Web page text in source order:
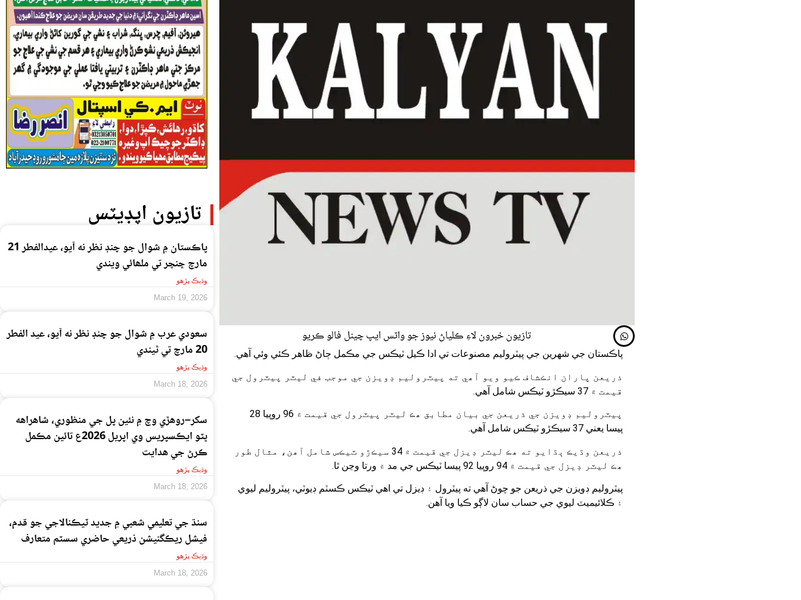
تازيون اپڊيٽس
پاڪستان ۾ شوال جو چنڊ نظر نه آيو، عيدالفطر 21
مارچ ڇنڇر تي ملھائي ويندي
وڌيڪ پڙهو
March 19, 2026
سعودي عرب ۾ شوال جو چنڊ نظر نه آيو، عيد الفطر
20 مارچ تي ٿيندي
وڌيڪ پڙهو
March 18, 2026
سکر–روهڙي وچ ۾ نئين پل جي منظوري، شاهراهه
ڀٽو ايڪسپريس وي اپريل 2026ع تائين مڪمل
ڪرڻ جي هدايت
وڌيڪ پڙهو
March 18, 2026
سنڌ جي تعليمي شعبي ۾ جديد ٽيڪنالاجي جو قدم،
فيشل ريڪگنيشن ذريعي حاضري سسٽم متعارف
وڌيڪ پڙهو
March 18, 2026
تازيون خبرون لاءِ ڪلياڻ نيوز جو واٽس ايپ چينل فالو ڪريو
پاڪستان جي شھرين جي پيٽروليم مصنوعات تي ادا ڪيل ٽيڪس جي مڪمل ڄاڻ ظاھر ڪئي وئي آھي.
ذريعن پاران انڪشاف ڪيو ويو آھي ته پيٽروليم ڊويزن جي موجب في ليٽر پيٽرول جي
قيمت ۾ 37 سيڪڙو ٽيڪس شامل آھي.
پيٽروليم ڊويزن جي ذريعن جي بيان مطابق ھڪ ليٽر پيٽرول جي قيمت ۾ 96 روپيا 28
پيسا يعني 37 سيڪڙو ٽيڪس شامل آھي.
ذريعن وڌيڪ ٻڌايو ته ھڪ ليٽر ڊيزل جي قيمت ۾ 34 سيڪڙو ٽيڪس شامل آھن، مثال طور
ھڪ ليٽر ڊيزل جي قيمت ۾ 94 روپيا 92 پيسا ٽيڪس جي مد ۾ ورتا وڃن ٿا.
پيٽروليم ڊويزن جي ذريعن جو چوڻ آھي ته پيٽرول ۽ ڊيزل تي اھي ٽيڪس ڪسٽم ڊيوٽي، پيٽروليم ليوي
۽ ڪلائيميٽ ليوي جي حساب سان لاڳو ڪيا ويا آھن.